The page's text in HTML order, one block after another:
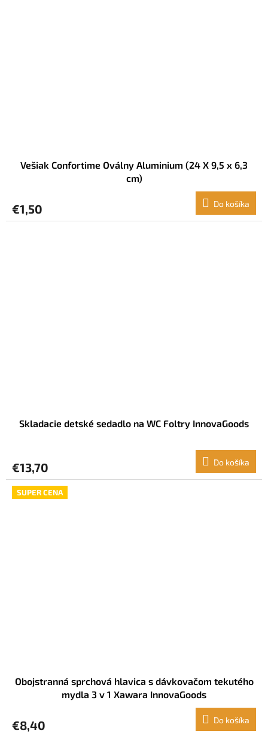
Vešiak Confortime Oválny Aluminium (24 X 9,5 x 6,3
cm)
€1,50 Do košíka
Skladacie detské sedadlo na WC Foltry InnovaGoods
€13,70 Do košíka
SUPER CENA
Obojstranná sprchová hlavica s dávkovačom tekutého
mydla 3 v 1 Xawara InnovaGoods
€8,40 Do košíka